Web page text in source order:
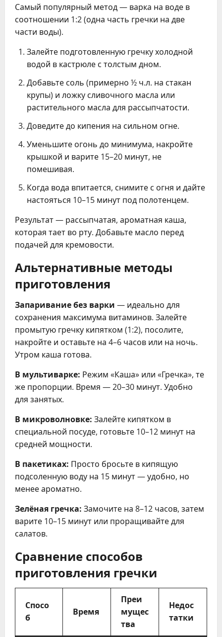
Самый популярный метод — варка на воде в
соотношении 1:2 (одна часть гречки на две
части воды).
Залейте подготовленную гречку холодной
водой в кастрюле с толстым дном.
Добавьте соль (примерно ½ ч.л. на стакан
крупы) и ложку сливочного масла или
растительного масла для рассыпчатости.
Доведите до кипения на сильном огне.
Уменьшите огонь до минимума, накройте
крышкой и варите 15–20 минут, не
помешивая.
Когда вода впитается, снимите с огня и дайте
настояться 10–15 минут под полотенцем.
Результат — рассыпчатая, ароматная каша,
которая тает во рту. Добавьте масло перед
подачей для кремовости.
Альтернативные методы
приготовления
Запаривание без варки — идеально для
сохранения максимума витаминов. Залейте
промытую гречку кипятком (1:2), посолите,
накройте и оставьте на 4–6 часов или на ночь.
Утром каша готова.
В мультиварке: Режим «Каша» или «Гречка», те
же пропорции. Время — 20–30 минут. Удобно
для занятых.
В микроволновке: Залейте кипятком в
специальной посуде, готовьте 10–12 минут на
средней мощности.
В пакетиках: Просто бросьте в кипящую
подсоленную воду на 15 минут — удобно, но
менее ароматно.
Зелёная гречка: Замочите на 8–12 часов, затем
варите 10–15 минут или проращивайте для
салатов.
Сравнение способов
приготовления гречки
Спосо
б
Время
Преи
мущес
тва
Недос
татки